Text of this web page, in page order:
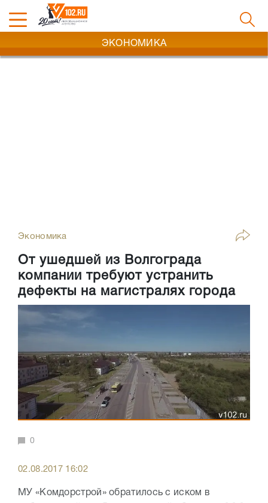
ЭКОНОМИКА
Экономика
От ушедшей из Волгограда
компании требуют устранить
дефекты на магистралях города
0
02.08.2017 16:02
МУ «Комдорстрой» обратилось с иском в